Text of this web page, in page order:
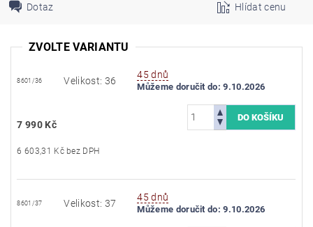
Dotaz Hlídat cenu
ZVOLTE VARIANTU
8601/36 Velikost: 36
45 dnů
Můžeme doručit do: 9.10.2026
7 990 Kč
6 603,31 Kč bez DPH
8601/37 Velikost: 37
45 dnů
Můžeme doručit do: 9.10.2026